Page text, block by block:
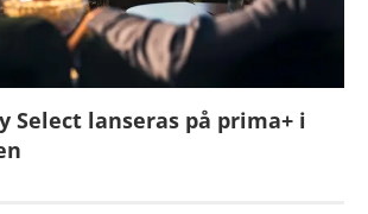
Select lanseras på prima+ i